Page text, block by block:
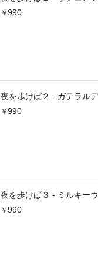
990
夜を歩けば２ - ガテラル
990
夜を歩けば３ - ミルキー
990